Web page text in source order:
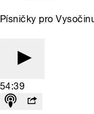
Písničky pro
54:39